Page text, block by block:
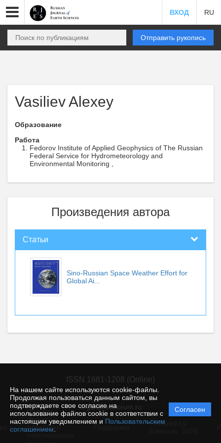
На нашем сайте используются cookie-файлы.
Продолжая пользоваться данным сайтом, вы
подтверждаете свое согласие на
использование файлов cookie в соответствии с
настоящим уведомлением и Пользовательским
соглашением
Согласен
ВХОД RU
Отправить рукопись
Vasiliev Alexey
Образование
Работа
Fedorov Institute of Applied Geophysics of The Russian
Federal Service for Hydrometeorology and
Environmental Monitoring ,
Произведения автора
Статьи
Sino-Russian Space Weather Effort for
Global Ai...
ISSN 1681-1208 (Online)
© gcras.editorum.ru
Политика
защиты и
обработки
Powered by